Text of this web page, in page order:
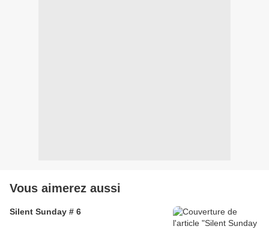
Vous aimerez aussi
Silent Sunday # 6